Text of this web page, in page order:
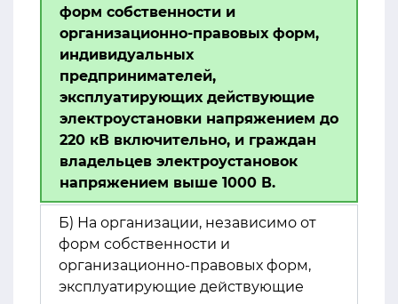
форм собственности и
организационно-правовых форм,
индивидуальных
предпринимателей,
эксплуатирующих действующие
электроустановки напряжением до
220 кВ включительно, и граждан
владельцев электроустановок
напряжением выше 1000 В.
Б) На организации, независимо от
форм собственности и
организационно-правовых форм,
эксплуатирующие действующие